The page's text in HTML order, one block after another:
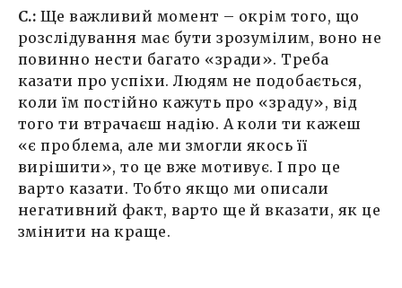
С.: Ще важливий момент – окрім того, що
розслідування має бути зрозумілим, воно не
повинно нести багато «зради». Треба
казати про успіхи. Людям не подобається,
коли їм постійно кажуть про «зраду», від
того ти втрачаєш надію. А коли ти кажеш
«є проблема, але ми змогли якось її
вирішити», то це вже мотивує. І про це
варто казати. Тобто якщо ми описали
негативний факт, варто ще й вказати, як це
змінити на краще.